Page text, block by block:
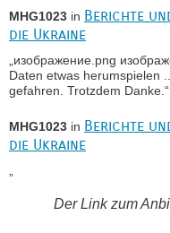
MHG1023 in Berichte
die Ukraine
„изображение.png
Daten etwas herumspielen
gefahren. Trotzdem Danke.“
MHG1023 in Berichte
die Ukraine
Der Link zum